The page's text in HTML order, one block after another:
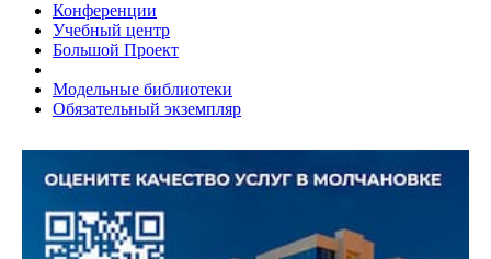
Конференции
Учебный центр
Большой Проект
Модельные библиотеки
Обязательный экземпляр